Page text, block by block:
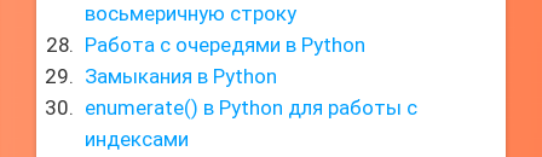
восьмеричную строку
Работа с очередями в Python
Замыкания в Python
enumerate() в Python для работы с
индексами